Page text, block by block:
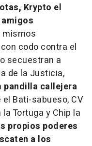
Krypto el
mismos
codo contra el
secuestran a
de la Justicia,
pandilla callejera
el Bati-sabueso, CV
Tortuga y Chip la
propios poderes
a los